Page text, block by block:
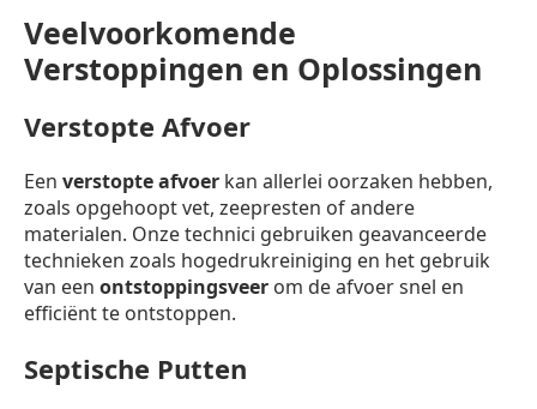
Veelvoorkomende
Verstoppingen en Oplossingen
Verstopte Afvoer
Een verstopte afvoer kan allerlei oorzaken hebben,
zoals opgehoopt vet, zeepresten of andere
materialen. Onze technici gebruiken geavanceerde
technieken zoals hogedrukreiniging en het gebruik
van een ontstoppingsveer om de afvoer snel en
efficiënt te ontstoppen.
Septische Putten